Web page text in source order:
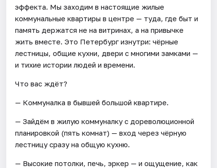
эффекта. Мы заходим в настоящие жилые
коммунальные квартиры в центре — туда, где быт и
память держатся не на витринах, а на привычке
жить вместе. Это Петербург изнутри: чёрные
лестницы, общие кухни, двери с многими замками —
и тихие истории людей и времени.
Что вас ждёт?
— Коммуналка в бывшей большой квартире.
— Зайдём в жилую коммуналку с дореволюционной
планировкой (пять комнат) — вход через чёрную
лестницу сразу на общую кухню.
— Высокие потолки, печь, эркер — и ощущение, как